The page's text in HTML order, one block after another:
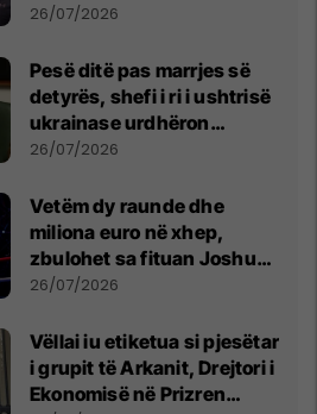
26/07/2026
Pesë ditë pas marrjes së
detyrës, shefi i ri i ushtrisë
ukrainase urdhëron
kontroll të madh
26/07/2026
Vetëm dy raunde dhe
miliona euro në xhep,
zbulohet sa fituan Joshua
e Prenga
26/07/2026
Vëllai iu etiketua si pjesëtar
i grupit të Arkanit, Drejtori i
Ekonomisë në Prizren